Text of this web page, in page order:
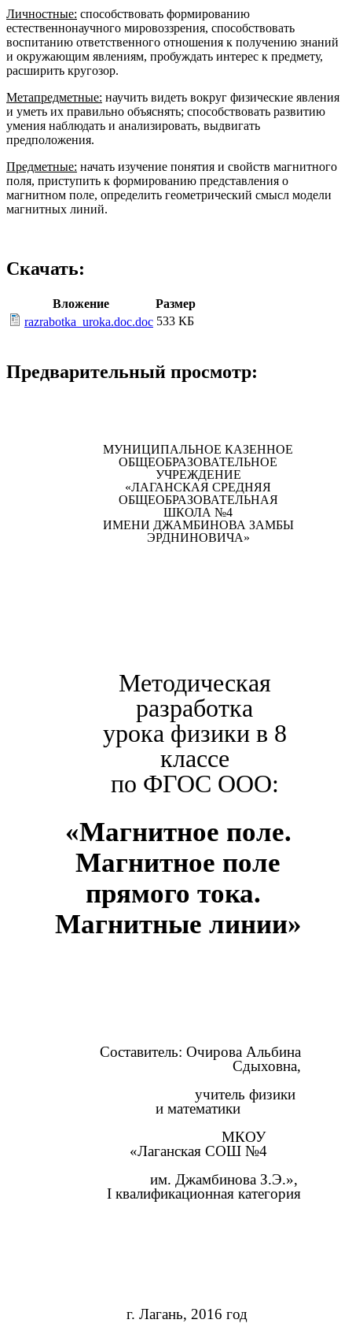
Личностные: способствовать формированию
естественнонаучного мировоззрения, способствовать
воспитанию ответственного отношения к получению знаний
и окружающим явлениям, пробуждать интерес к предмету,
расширить кругозор.
Метапредметные: научить видеть вокруг физические явления
и уметь их правильно объяснять; способствовать развитию
умения наблюдать и анализировать, выдвигать
предположения.
Предметные: начать изучение понятия и свойств магнитного
поля, приступить к формированию представления о
магнитном поле, определить геометрический смысл модели
магнитных линий.
Скачать:
Вложение
Размер
razrabotka_uroka.doc.doc 533 КБ
Предварительный просмотр:
МУНИЦИПАЛЬНОЕ КАЗЕННОЕ
ОБЩЕОБРАЗОВАТЕЛЬНОЕ
УЧРЕЖДЕНИЕ
«ЛАГАНСКАЯ СРЕДНЯЯ
ОБЩЕОБРАЗОВАТЕЛЬНАЯ
ШКОЛА №4
ИМЕНИ ДЖАМБИНОВА ЗАМБЫ
ЭРДНИНОВИЧА»
Методическая
разработка
урока физики в 8
классе
по ФГОС ООО:
«Магнитное поле.
Магнитное поле
прямого тока.
Магнитные линии»
Составитель: Очирова Альбина
Сдыховна,
учитель физики
и математики
МКОУ
«Лаганская СОШ №4
им. Джамбинова З.Э.»,
I квалификационная категория
г. Лагань, 2016 год